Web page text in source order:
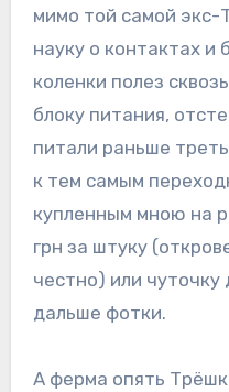
мимо той самой экс-
науку о контактах и
коленки полез
блоку питания,
питали раньше
к тем самым
купленным мною на
грн за штуку
честно) или
дальше фотки.
А ферма опять